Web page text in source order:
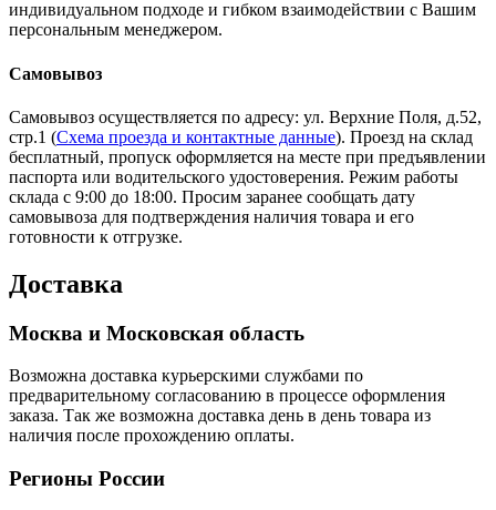
индивидуальном подходе и гибком взаимодействии с Вашим
персональным менеджером.
Самовывоз
Самовывоз осуществляется по адресу: ул. Верхние Поля, д.52,
стр.1 (Схема проезда и контактные данные). Проезд на склад
бесплатный, пропуск оформляется на месте при предъявлении
паспорта или водительского удостоверения. Режим работы
склада с 9:00 до 18:00. Просим заранее сообщать дату
самовывоза для подтверждения наличия товара и его
готовности к отгрузке.
Доставка
Москва и Московская область
Возможна доставка курьерскими службами по
предварительному согласованию в процессе оформления
заказа. Так же возможна доставка день в день товара из
наличия после прохождению оплаты.
Регионы России